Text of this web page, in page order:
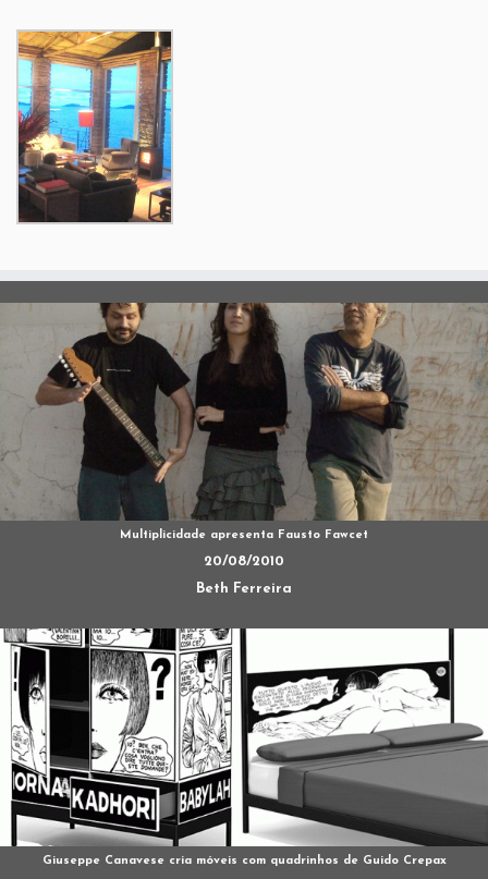
Multiplicidade apresenta Fausto Fawcet
20/08/2010
Beth Ferreira
Giuseppe Canavese cria móveis com quadrinhos de Guido Crepax